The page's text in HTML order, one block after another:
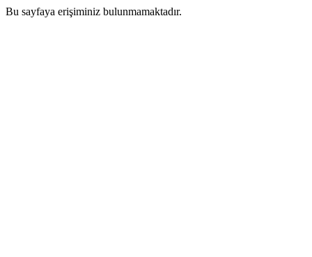
Bu sayfaya erişiminiz bulunmamaktadır.